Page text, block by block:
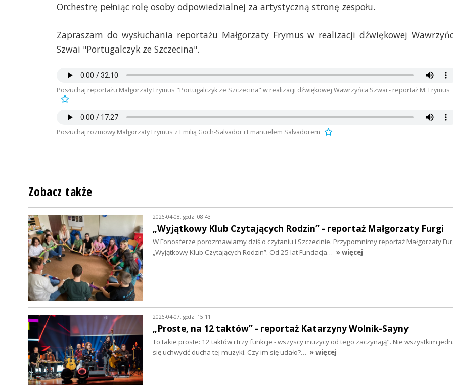
Orchestrę pełniąc rolę osoby odpowiedzialnej za artystyczną stronę zespołu.
Zapraszam do wysłuchania reportażu Małgorzaty Frymus w realizacji dźwiękowej
Szwai "Portugalczyk ze Szczecina".
Posłuchaj reportażu Małgorzaty Frymus "Portugalczyk ze Szczecina" w realizacji dźwiękowej Wawrzyńca Szwai - reportaż M. Frymus
Posłuchaj rozmowy Małgorzaty Frymus z Emilią Goch-Salvador i Emanuelem Salvadorem
Zobacz także
2026-04-08, godz. 08:43
„Wyjątkowy Klub Czytających Rodzin” - reportaż Małgorzaty Furgi
W Fonosferze porozmawiamy dziś o czytaniu i Szczecinie. Przypomnimy reportaż Małgorzaty
„Wyjątkowy Klub Czytających Rodzin”. Od 25 lat Fundacja… » więcej
2026-04-07, godz. 15:11
„Proste, na 12 taktów” - reportaż Katarzyny Wolnik-Sayny
To takie proste: 12 taktów i trzy funkcje - wszyscy muzycy od tego zaczynają". Nie wszystkim
się uchwycić ducha tej muzyki. Czy im się udało?… » więcej